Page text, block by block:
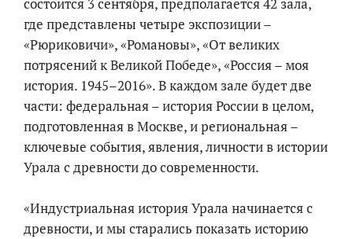
состоится 3 сентября, предполагается 42 зала,
где представлены четыре экспозиции –
«Рюриковичи», «Романовы», «От великих
потрясений к Великой Победе», «Россия – моя
история. 1945–2016». В каждом зале будет две
части: федеральная – история России в целом,
подготовленная в Москве, и региональная –
ключевые события, явления, личности в истории
Урала с древности до современности.
«Индустриальная история Урала начинается с
древности, и мы старались показать историю